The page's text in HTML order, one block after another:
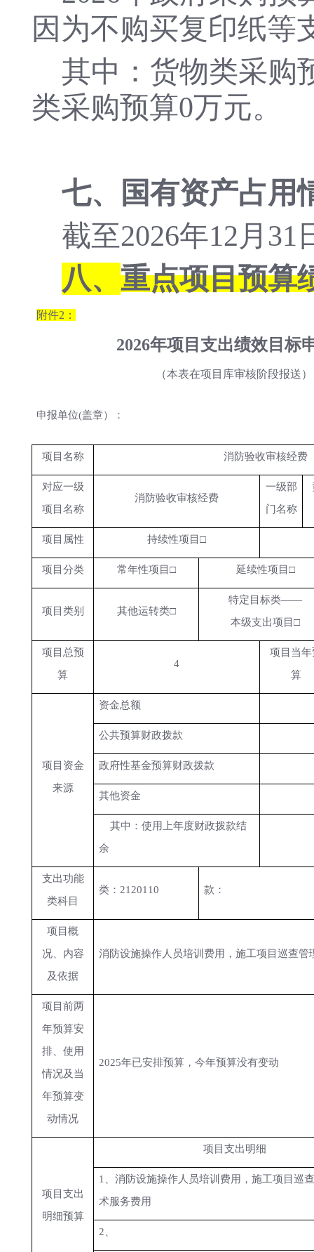
因为不购买复印纸等
其中：货物类采购
类采购预算0万元。
七、
国有资产占用
截至2026年12月31
八、 重点项目预算
附件2：
2026年项目支出绩效目标
（本表在项目库审核阶段报送）
申报单位(盖章）：
项目名称 消防验收审核经费
对应一级
项目名称
消防验收审核经费
一级部
门名称
项目属性 持续性项目 □
项目分类 常年性项目 □ 延续性项目 □
项目类别 其他运转类□
特定目标类——
本级支出项目 □
项目总预
算
4
项目当年
算
项目资金
来源
资金总额
公共预算财政拨款
政府性基金预算财政拨款
其他资金
其中：使用上年度财政拨款结
余
支出功能
类科目
类： 2120110 款：
项目概
况、内容
及依据
消防设施操作人员培训费用，施工项目巡查管
项目前两
年预算安
排、使用
情况及当
年预算变
动情况
2025年已安排预算，今年预算没有变动
项目支出
明细预算
项目支出明细
1、消防设施操作人员培训费用，施工项目巡
术服务费用
2、